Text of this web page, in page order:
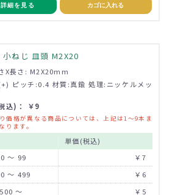
細を見る カゴに入れる
ねじ 皿頭 M2X20
X長さ: M2X20mm
ピッチ:0.4 材質:真鍮 処理:ニッケルメッ
込)： ￥9
価格が異なる商品については、上記は1～9本ま
ります。
単価(税込)
～ 99
￥7
～ 499
￥6
500 ～
￥5